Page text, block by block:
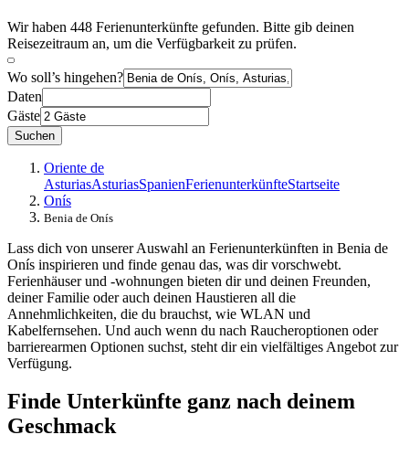
Wir haben 448 Ferienunterkünfte gefunden. Bitte gib deinen
Reisezeitraum an, um die Verfügbarkeit zu prüfen.
Wo soll’s hingehen?
Daten
Gäste
Suchen
Oriente de
AsturiasAsturiasSpanienFerienunterkünfteStartseite
Onís
Benia de Onís
Lass dich von unserer Auswahl an Ferienunterkünften in Benia de
Onís inspirieren und finde genau das, was dir vorschwebt.
Ferienhäuser und -wohnungen bieten dir und deinen Freunden,
deiner Familie oder auch deinen Haustieren all die
Annehmlichkeiten, die du brauchst, wie WLAN und
Kabelfernsehen. Und auch wenn du nach Raucheroptionen oder
barrierearmen Optionen suchst, steht dir ein vielfältiges Angebot zur
Verfügung.
Finde Unterkünfte ganz nach deinem
Geschmack